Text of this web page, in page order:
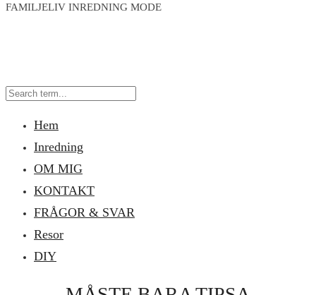
FAMILJELIV INREDNING MODE
Hem
Inredning
OM MIG
KONTAKT
FRÅGOR & SVAR
Resor
DIY